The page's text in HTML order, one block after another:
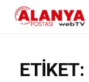
ETIKET: